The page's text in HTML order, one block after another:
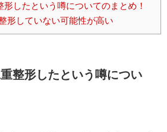
したという噂についてのまとめ！
形していない可能性が高い
整形したという噂につい